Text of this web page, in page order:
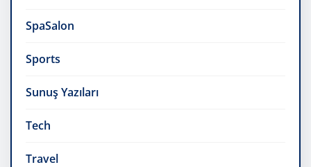
SpaSalon
Sports
Sunuş Yazıları
Tech
Travel